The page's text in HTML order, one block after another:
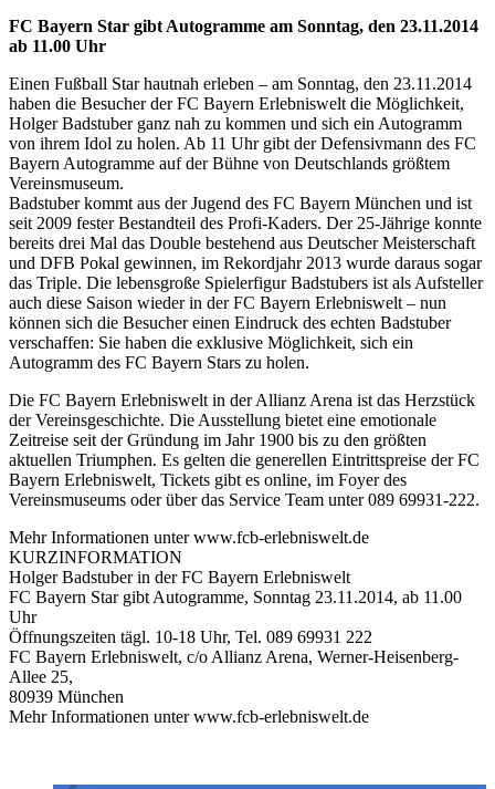
FC Bayern Star gibt Autogramme am Sonntag, den 23.11.2014
ab 11.00 Uhr
Einen Fußball Star hautnah erleben – am Sonntag, den 23.11.2014
haben die Besucher der FC Bayern Erlebniswelt die Möglichkeit,
Holger Badstuber ganz nah zu kommen und sich ein Autogramm
von ihrem Idol zu holen. Ab 11 Uhr gibt der Defensivmann des FC
Bayern Autogramme auf der Bühne von Deutschlands größtem
Vereinsmuseum.
Badstuber kommt aus der Jugend des FC Bayern München und ist
seit 2009 fester Bestandteil des Profi-Kaders. Der 25-Jährige konnte
bereits drei Mal das Double bestehend aus Deutscher Meisterschaft
und DFB Pokal gewinnen, im Rekordjahr 2013 wurde daraus sogar
das Triple. Die lebensgroße Spielerfigur Badstubers ist als Aufsteller
auch diese Saison wieder in der FC Bayern Erlebniswelt – nun
können sich die Besucher einen Eindruck des echten Badstuber
verschaffen: Sie haben die exklusive Möglichkeit, sich ein
Autogramm des FC Bayern Stars zu holen.
Die FC Bayern Erlebniswelt in der Allianz Arena ist das Herzstück
der Vereinsgeschichte. Die Ausstellung bietet eine emotionale
Zeitreise seit der Gründung im Jahr 1900 bis zu den größten
aktuellen Triumphen. Es gelten die generellen Eintrittspreise der FC
Bayern Erlebniswelt, Tickets gibt es online, im Foyer des
Vereinsmuseums oder über das Service Team unter 089 69931-222.
Mehr Informationen unter www.fcb-erlebniswelt.de
KURZINFORMATION
Holger Badstuber in der FC Bayern Erlebniswelt
FC Bayern Star gibt Autogramme, Sonntag 23.11.2014, ab 11.00
Uhr
Öffnungszeiten tägl. 10-18 Uhr, Tel. 089 69931 222
FC Bayern Erlebniswelt, c/o Allianz Arena, Werner-Heisenberg-
Allee 25,
80939 München
Mehr Informationen unter www.fcb-erlebniswelt.de